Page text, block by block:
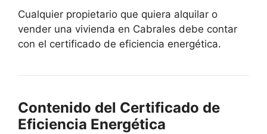
Cualquier propietario que quiera alquilar o
vender una vivienda en Cabrales debe contar
con el certificado de eficiencia energética.
Contenido del Certificado de
Eficiencia Energética